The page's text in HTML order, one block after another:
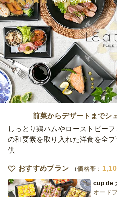
最低ご注文金額 37,000円
前菜からデザートまで
しっとり鶏ハムやローストビー
の和要素を取り入れた洋食を全
供
おすすめプラン 価格帯：
cup de
オード